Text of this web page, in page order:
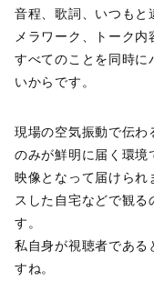
音程、歌詞、いつもと
メラワーク、トーク
すべてのことを同時に
いからです。
現場の空気振動で伝わ
のみが鮮明に届く環境
映像となって届けられ
スした自宅などで観
す。
私自身が視聴者である
すね。